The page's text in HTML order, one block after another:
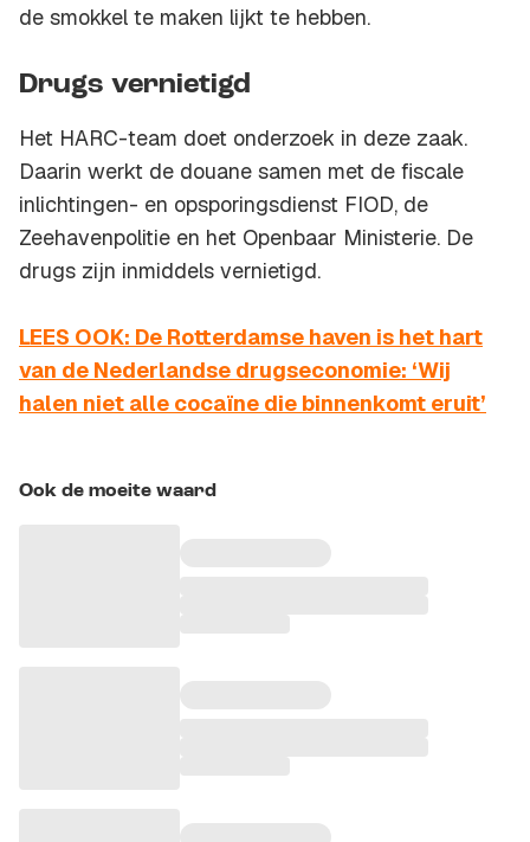
de smokkel te maken lijkt te hebben.
Drugs vernietigd
Het HARC-team doet onderzoek in deze zaak.
Daarin werkt de douane samen met de fiscale
inlichtingen- en opsporingsdienst FIOD, de
Zeehavenpolitie en het Openbaar Ministerie. De
drugs zijn inmiddels vernietigd.
LEES OOK: De Rotterdamse haven is het hart
van de Nederlandse drugseconomie: ‘Wij
halen niet alle cocaïne die binnenkomt eruit’
Ook de moeite waard